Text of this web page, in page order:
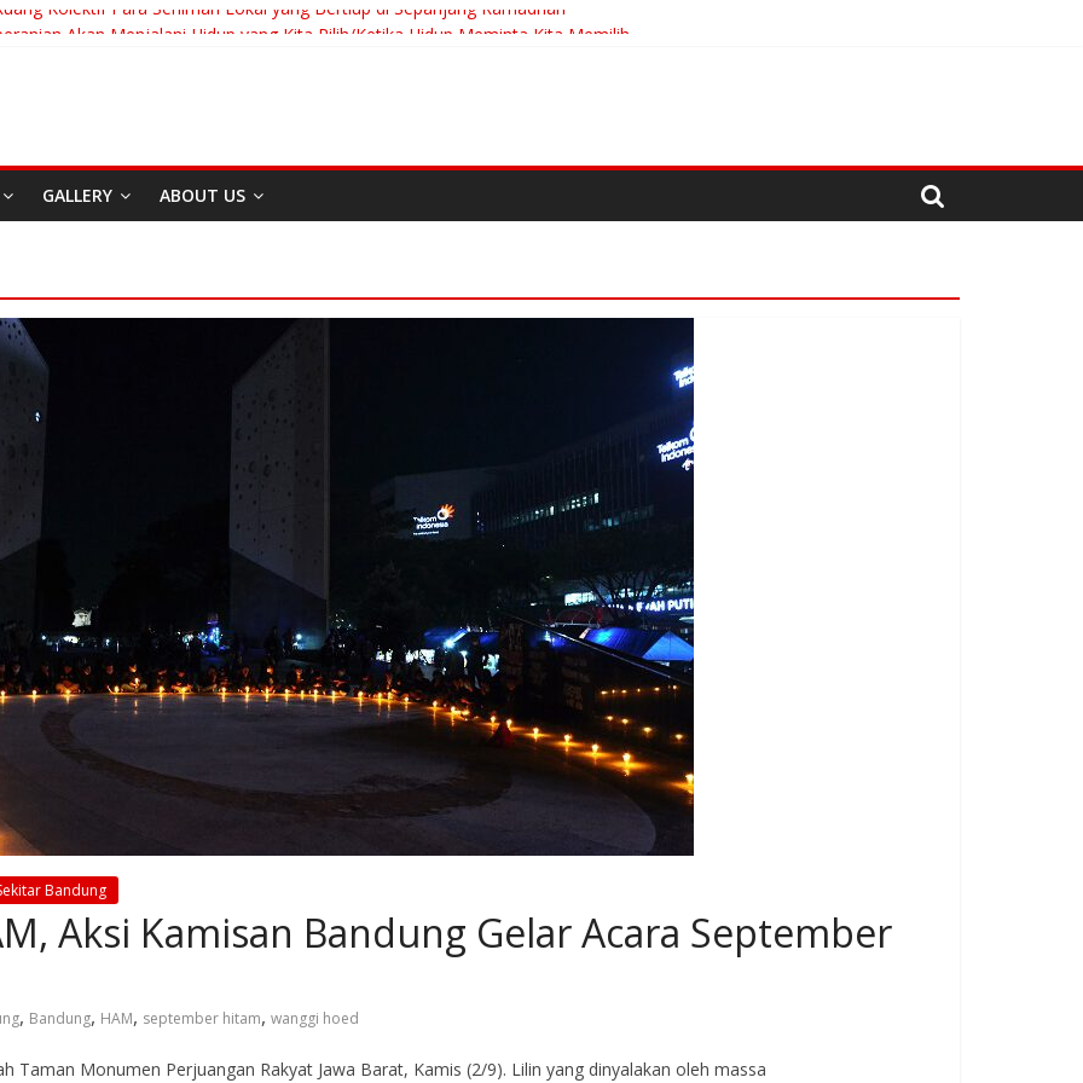
Kolektif Para Seniman Lokal yang Bertiup di Sepanjang Ramadhan
“Messiah” Dari Zagreb Untuk Bandung
GALLERY ABOUT US
Bandung
Aksi Kamisan Bandung Gelar Acara September
, Bandung, HAM, september hitam, wanggi hoed
Taman Monumen Perjuangan Rakyat Jawa Barat, Kamis (2/9). Lilin yang dinyalakan oleh massa